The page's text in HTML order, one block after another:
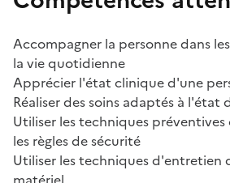
Accompagner la personne dans
la vie quotidienne
Apprécier l'état clinique d'une
Réaliser des soins adaptés à l'état
Utiliser les techniques
les règles de sécurité
Utiliser les techniques d'entretien